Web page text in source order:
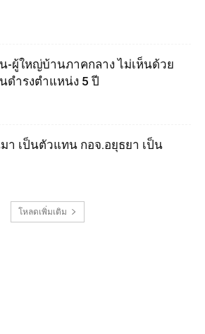
-ผู้ใหญ่บ้านภาคกลาง ไม่เห็นด้วย
ดำรงตำแหน่ง 5 ปี
า เป็นตัวแทน กอจ.อยุธยา เป็น
โหลดเพิ่มเติม